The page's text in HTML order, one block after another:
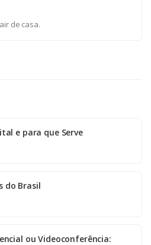
de casa.
e para que Serve
do Brasil
ou Videoconferência: